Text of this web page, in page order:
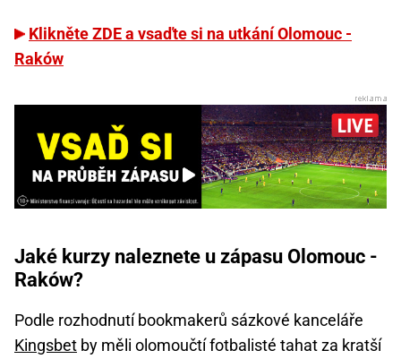
Klikněte ZDE a vsaďte si na utkání Olomouc -
Raków
Jaké kurzy naleznete u zápasu Olomouc -
Raków?
Podle rozhodnutí bookmakerů sázkové kanceláře
Kingsbet by měli olomoučtí fotbalisté tahat za kratší